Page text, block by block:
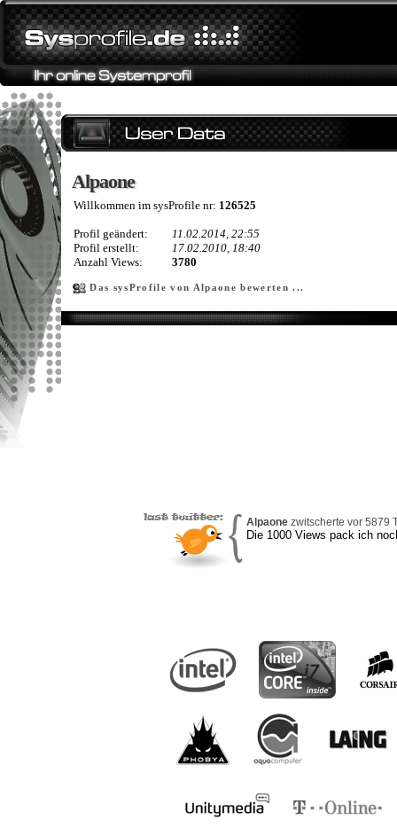
Alpaone
Alpaone
Willkommen im sysProfile nr: 126525
Profil geändert:
11.02.2014, 22:55
Profil erstellt:
17.02.2010, 18:40
Anzahl Views:
3780
Das sysProfile von Alpaone bewerten ...
Alpaone zwitscherte vor 5879
Die 1000 Views pack ich